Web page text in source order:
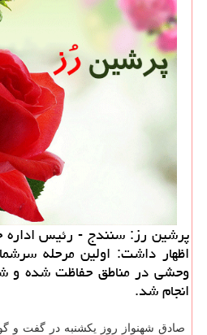
پرشین رز: سنندج - رئیس اداره
اظهار داشت: اولین مرحله
وحشی در مناطق حفاظت شده و
انجام شد.
صادق شهنواز روز یكشنبه در گفت و گو